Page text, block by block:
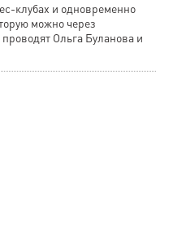
клубах и одновременно
можно через
Ольга Буланова и